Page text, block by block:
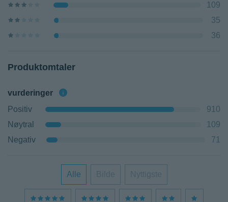
109
35
36
Produktomtaler
vurderinger
Positiv
910
Nøytral
109
Negativ
71
Alle Bilde Nyttigste